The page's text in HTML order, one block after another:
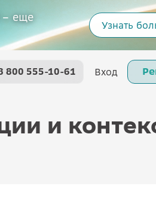
– еще
Узнать
800 555-10-61 Вход
и